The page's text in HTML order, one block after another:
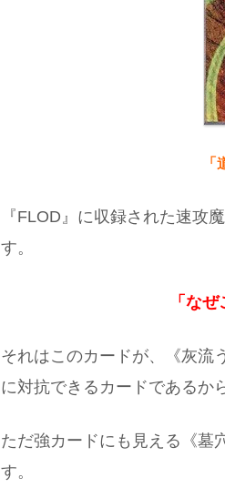
『FLOD』に収録された速攻
す。
「な
それはこのカードが、《灰流
に対抗できるカードであるか
ただ強カードにも見える《墓
す。